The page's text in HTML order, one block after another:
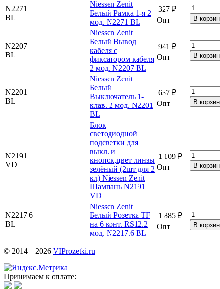
N2271
BL
Niessen Zenit
Белый Рамка 1-я 2
мод. N2271 BL
327 ₽
Опт
N2207
BL
Niessen Zenit
Белый Вывод
кабеля с
фиксатором кабеля
2 мод. N2207 BL
941 ₽
Опт
N2201
BL
Niessen Zenit
Белый
Выключатель 1-
клав. 2 мод. N2201
BL
637 ₽
Опт
N2191
VD
Блок
светодиодной
подсветки для
выкл. и
кнопок,цвет линзы
зелёный (2шт для 2
кл) Niessen Zenit
Шампань N2191
VD
1 109 ₽
Опт
N2217.6
BL
Niessen Zenit
Белый Розетка TF
на 6 конт. RS12.2
мод. N2217.6 BL
1 885 ₽
Опт
© 2014—2026 VIProzetki.ru
Принимаем к оплате: